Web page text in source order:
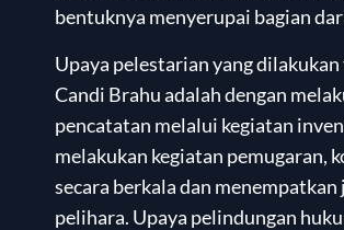
bentuknya menyerupai bagian
Upaya pelestarian yang
Candi Brahu adalah dengan
pencatatan melalui kegiatan
melakukan kegiatan pemugaran,
secara berkala dan menempatkan
pelihara. Upaya pelindungan